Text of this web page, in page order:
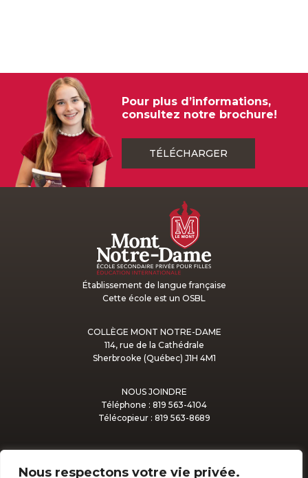
Nous respectons votre vie privée.
Pour plus d’informations,
consultez notre brochure!
TÉLÉCHARGER
Établissement de langue française
Cette école est un OSBL
COLLÈGE MONT NOTRE-DAME
114, rue de la Cathédrale
Sherbrooke (Québec) J1H 4M1
NOUS JOINDRE
Téléphone : 819 563-4104
Télécopieur : 819 563-8689